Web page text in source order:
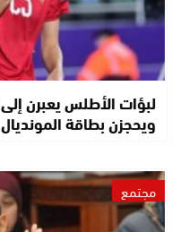
ويحجزن بطاقة المونديال
مجتمع